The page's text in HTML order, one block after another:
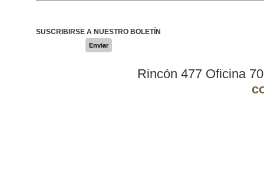
SUSCRIBIRSE A NUESTRO BOLETÍN
Enviar
Rincón 477 Oficina